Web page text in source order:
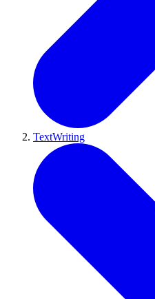
TextWriting